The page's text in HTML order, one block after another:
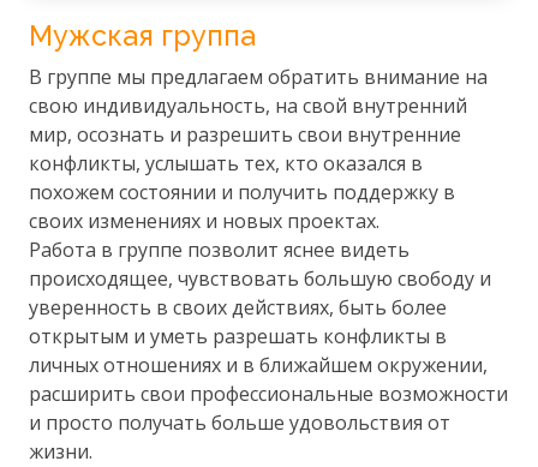
Мужская группа
В группе мы предлагаем обратить внимание на
свою индивидуальность, на свой внутренний
мир, осознать и разрешить свои внутренние
конфликты, услышать тех, кто оказался в
похожем состоянии и получить поддержку в
своих изменениях и новых проектах.
Работа в группе позволит яснее видеть
происходящее, чувствовать большую свободу и
уверенность в своих действиях, быть более
открытым и уметь разрешать конфликты в
личных отношениях и в ближайшем окружении,
расширить свои профессиональные возможности
и просто получать больше удовольствия от
жизни.